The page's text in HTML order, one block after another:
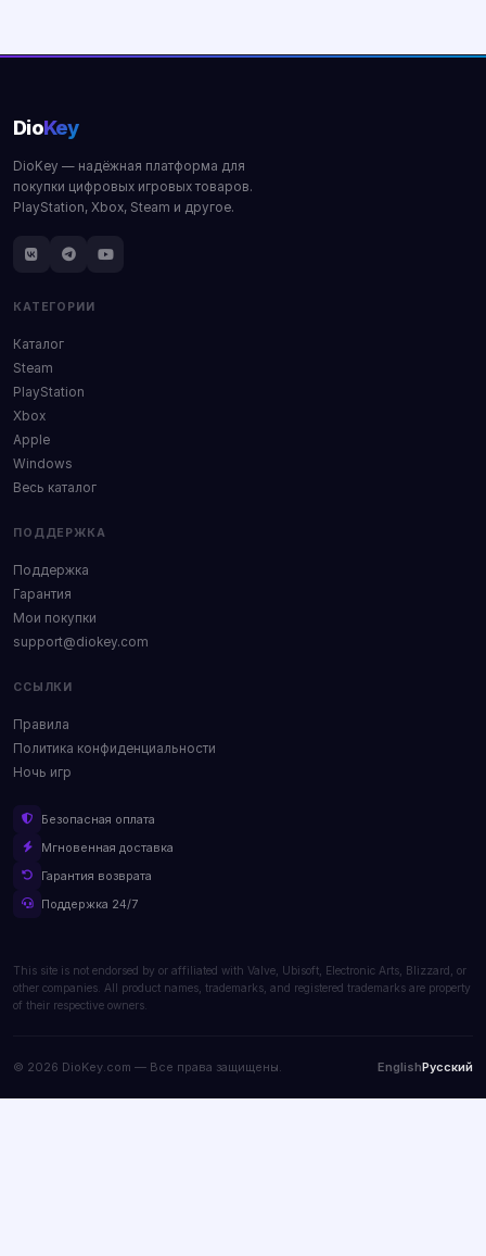
DioKey
DioKey — надёжная платформа для
покупки цифровых игровых товаров.
PlayStation, Xbox, Steam и другое.
КАТЕГОРИИ
Каталог
Steam
PlayStation
Xbox
Apple
Windows
Весь каталог
ПОДДЕРЖКА
Поддержка
Гарантия
Мои покупки
support@diokey.com
ССЫЛКИ
Правила
Политика конфиденциальности
Ночь игр
Безопасная оплата
Мгновенная доставка
Гарантия возврата
Поддержка 24/7
This site is not endorsed by or affiliated with Valve, Ubisoft, Electronic Arts, Blizzard, or
other companies. All product names, trademarks, and registered trademarks are property
of their respective owners.
© 2026 DioKey.com — Все права защищены. EnglishРусский